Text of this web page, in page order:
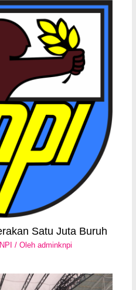
Satu Juta Buruh
/ Olehadminknpi